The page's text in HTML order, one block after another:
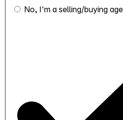
No, I'm a selling/buying